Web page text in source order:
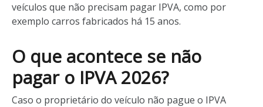
veículos que não precisam pagar IPVA, como por
exemplo carros fabricados há 15 anos.
O que acontece se não
pagar o IPVA 2026?
Caso o proprietário do veículo não pague o IPVA